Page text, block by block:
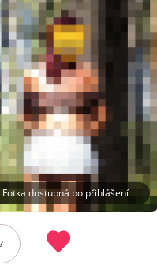
Fotka dostupná po přihlášení
?